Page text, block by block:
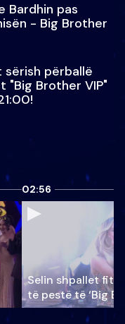
Bardhin pas
- Big Brother
sërish përballë
Brother VIP"
02:56
Selin shpallet
të pestë të ‘Big